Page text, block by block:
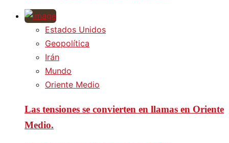
Estados Unidos
Geopolítica
Irán
Mundo
Oriente Medio
Las tensiones se convierten en llamas en Oriente
Medio.